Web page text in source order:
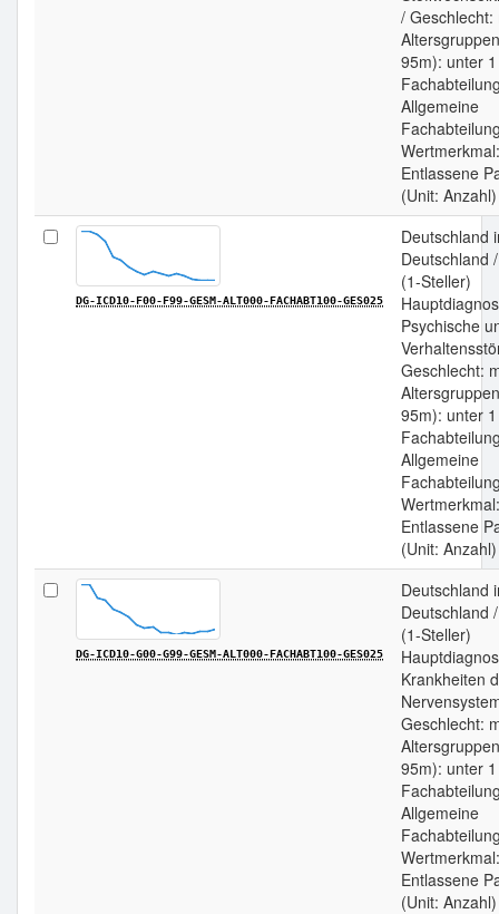
/ Geschlecht:
95m): unter
Allgemeine
Wertmerkmal:
Entlassene
(Unit: Anzahl)
DG-ICD10-F00-F99-GESM-ALT000-FACHABT100-GES025
Deutschland
Deutschland
(1-Steller)
Psychische
Geschlecht:
95m): unter
Allgemeine
Wertmerkmal:
Entlassene
(Unit: Anzahl)
DG-ICD10-G00-G99-GESM-ALT000-FACHABT100-GES025
Deutschland
Deutschland
(1-Steller)
Krankheiten
Geschlecht:
95m): unter
Allgemeine
Wertmerkmal:
Entlassene
(Unit: Anzahl)